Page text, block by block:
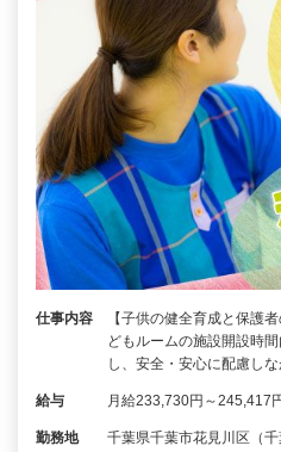
仕事内容
【子供の健全育成と保護
どもルームの施設開設時
し、安全・安心に配慮し
給与 月給233,730円～245,417
勤務地 千葉県千葉市花見川区（千